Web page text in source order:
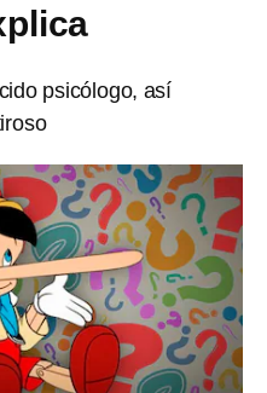
psicólogo, así